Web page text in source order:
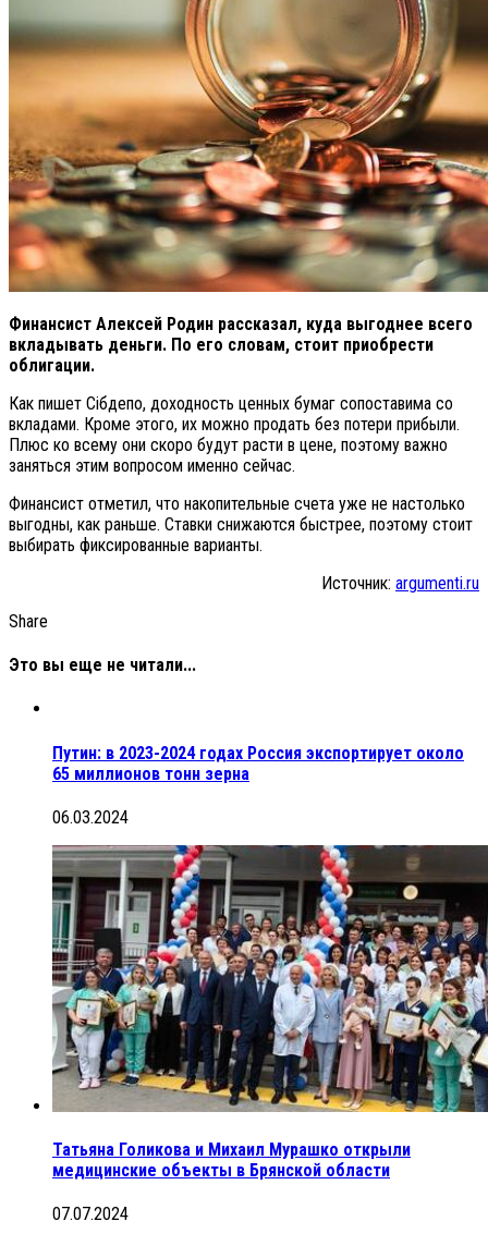
Финансист Алексей Родин рассказал, куда выгоднее всего
вкладывать деньги. По его словам, стоит приобрести
облигации.
Как пишет Сiбдепо, доходность ценных бумаг сопоставима со
вкладами. Кроме этого, их можно продать без потери прибыли.
Плюс ко всему они скоро будут расти в цене, поэтому важно
заняться этим вопросом именно сейчас.
Финансист отметил, что накопительные счета уже не настолько
выгодны, как раньше. Ставки снижаются быстрее, поэтому стоит
выбирать фиксированные варианты.
Источник: argumenti.ru
Share
Это вы еще не читали...
Путин: в 2023-2024 годах Россия экспортирует около
65 миллионов тонн зерна
06.03.2024
Татьяна Голикова и Михаил Мурашко открыли
медицинские объекты в Брянской области
07.07.2024